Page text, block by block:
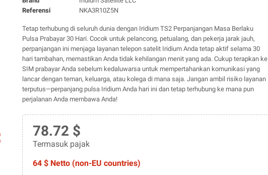
Referensi
NKA3R10Z5N
Tetap terhubung di seluruh dunia dengan Iridium TS2 Perpanjangan Masa Berlaku
Pulsa Prabayar 30 Hari. Cocok untuk pelancong, petualang, dan pekerja jarak jauh,
perpanjangan ini menjaga layanan telepon satelit Iridium Anda tetap aktif selama 30
hari tambahan, memastikan Anda tidak kehilangan menit yang ada. Cukup terapkan ke
SIM prabayar Anda sebelum kedaluwarsa untuk mempertahankan komunikasi yang
lancar dengan teman, keluarga, atau kolega di mana saja. Jangan ambil risiko layanan
terputus—perpanjang pulsa Iridium Anda hari ini dan tetap terhubung ke mana pun
perjalanan Anda membawa Anda!
78.72 $
Termasuk pajak
64 $ Netto (non-EU countries)